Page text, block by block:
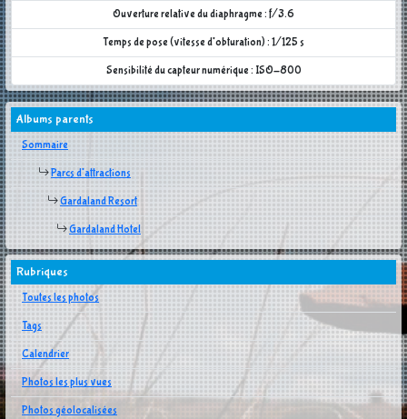
Ouverture relative du diaphragme : f/3.6
Temps de pose (vitesse d'obturation) : 1/125 s
Sensibilité du capteur numérique : ISO-800
Albums parents
Sommaire
Parcs d'attractions
Gardaland Resort
Gardaland Hotel
Rubriques
Toutes les photos
Tags
Calendrier
Photos les plus vues
Photos géolocalisées